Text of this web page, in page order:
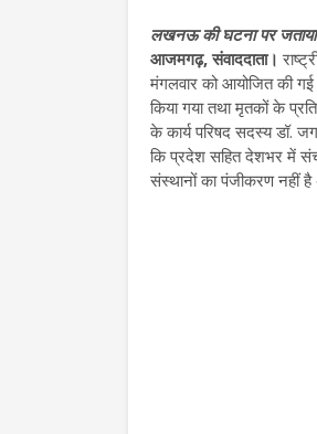
लखनऊ की घटना पर जताया
आजमगढ़, संवाददाता।
मंगलवार को आयोजित की
किया गया तथा मृतकों के
के कार्य परिषद सदस्य डॉ.
कि प्रदेश सहित देशभर में
संस्थानों का पंजीकरण नहीं है